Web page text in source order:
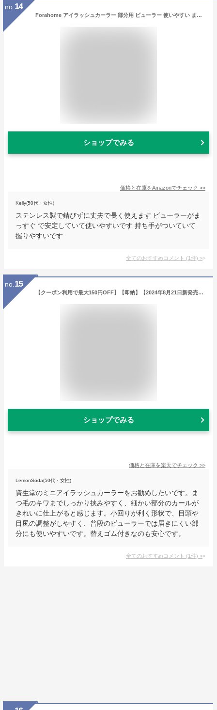
no. 14
Forahome アイラッシュカーラー 部分用 ビューラー 使いやすい まつげカーラー 持ち運び便利 しっかりカール ステンレス製 ビューラー 耐用性 ナチュラルなカーブ メイク用品 (シルバー)
ショップでみる
価格と在庫をAmazonでチェック >>
Kelly(50代・女性)
ステンレス製で錆びずに丈夫で長く使えます ビューラーがま
っすぐ で安定していて使いやすいです 持ち手がついていて
握りやすいです
全てのおすすめコメント (1件) >
no. 15
【クーポン利用で最大150円OFF】【即納】【2024年8月21日新発売・リニューアル・メール便発送】資生堂 化粧用具 匠の技 ミニアイラッシュカーラー 替えゴム1個付き ポイントカール用 まつ毛専用カーラー（部分用） ビューラー (旧215) 【4909978215446】
ショップでみる
価格と在庫を楽天でチェック >>
LemonSoda(50代・女性)
資生堂のミニアイラッシュカーラーをお勧めしたいです。ま
つ毛のキワまでしっかり挟みやすく、細かい部分のカールが
きれいに仕上がると感じます。小回りが利く形状で、目頭や
目尻の調整がしやすく、普段のビューラーでは届きにくい部
分にも使いやすいです。替えゴム付きなのも安心です。
全てのおすすめコメント (1件) >